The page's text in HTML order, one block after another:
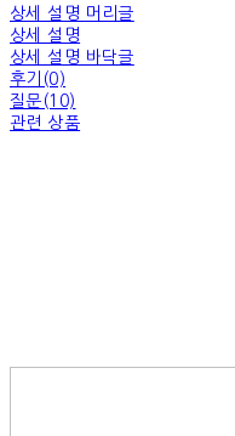
상세 설명 머리글
상세 설명
상세 설명 바닥글
후기(0)
질문(10)
관련 상품